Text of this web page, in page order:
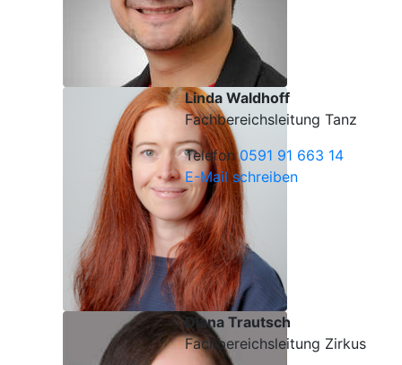
Linda Waldhoff
Fachbereichsleitung Tanz
Telefon0591 91 663 14
E-Mail schreiben
Diana Trautsch
Fachbereichsleitung Zirkus